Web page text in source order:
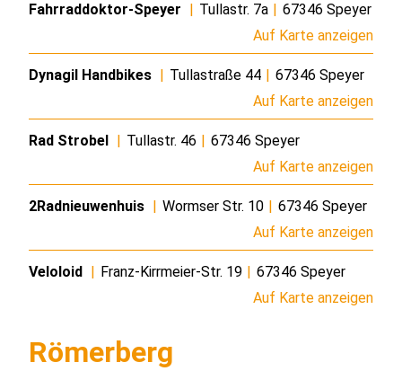
Fahrraddoktor-Speyer Tullastr. 7a
67346 Speyer
Auf Karte anzeigen
Dynagil Handbikes Tullastraße 44
67346 Speyer
Auf Karte anzeigen
Rad Strobel Tullastr. 46
67346 Speyer
Auf Karte anzeigen
2Radnieuwenhuis Wormser Str. 10
67346 Speyer
Auf Karte anzeigen
Veloloid Franz-Kirrmeier-Str. 19
67346 Speyer
Auf Karte anzeigen
Römerberg